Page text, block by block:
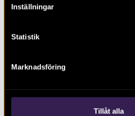
Inställningar
Statistik
Marknadsföring
Tillåt alla
Ny bebyggelse genom
Lunsen